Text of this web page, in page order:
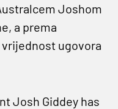
Joshom
a prema
ugovora
Josh Giddey has